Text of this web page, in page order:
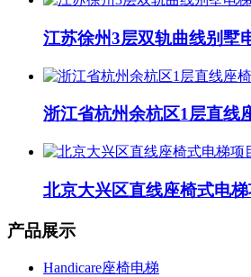
江苏徐州3层双轨曲线别墅
浙江省杭州余杭区1层直线
北京大兴区直线座椅式电梯
产品展示
Handicare座椅电梯